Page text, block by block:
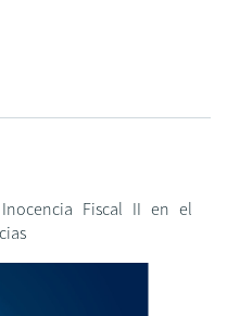
Fiscal II en el